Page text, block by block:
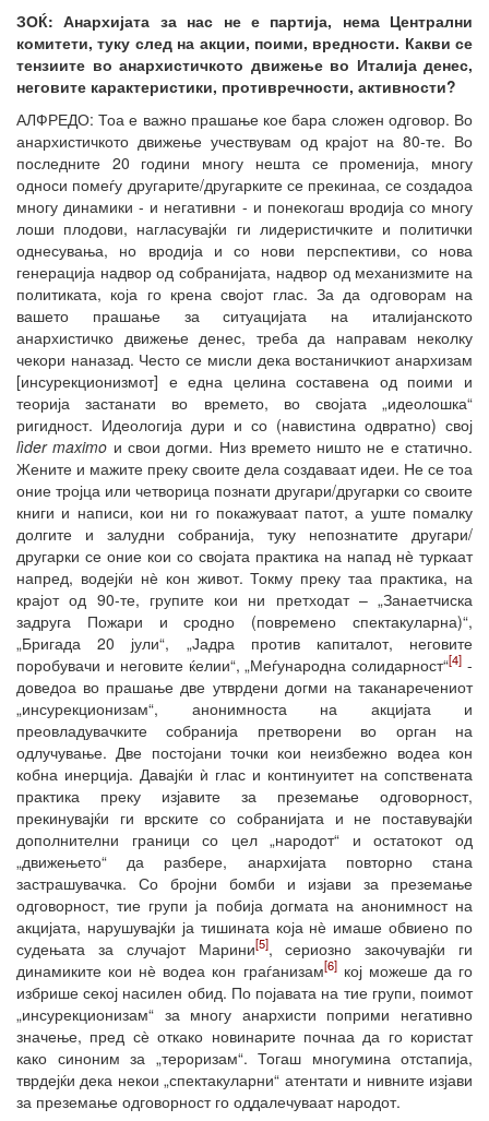
ЗОЌ: Анархијата за нас не е партија, нема Централни
комитети, туку след на акции, поими, вредности. Какви се
тензиите во анархистичкото движење во Италија денес,
неговите карактеристики, противречности, активности?
АЛФРЕДО: Тоа е важно прашање кое бара сложен одговор. Во
анархистичкото движење учествувам од крајот на 80-те. Во
последните 20 години многу нешта се променија, многу
односи помеѓу другарите/другарките се прекинаа, се создадоа
многу динамики - и негативни - и понекогаш вродија со многу
лоши плодови, нагласувајќи ги лидеристичките и политички
однесувања, но вродија и со нови перспективи, со нова
генерација надвор од собранијата, надвор од механизмите на
политиката, која го крена својот глас. За да одговорам на
вашето прашање за ситуацијата на италијанското
анархистичко движење денес, треба да направам неколку
чекори наназад. Често се мисли дека востаничкиот анархизам
[инсурекционизмот] е една целина составена од поими и
теорија застанати во времето, во својата „идеолошка“
ригидност. Идеологија дури и со (навистина одвратно) свој
lìder maximo и свои догми. Низ времето ништо не е статично.
Жените и мажите преку своите дела создаваат идеи. Не се тоа
оние тројца или четворица познати другари/другарки со своите
книги и написи, кои ни го покажуваат патот, а уште помалку
долгите и залудни собранија, туку непознатите другари/
другарки се оние кои со својата практика на напад нѐ туркаат
напред, водејќи нѐ кон живот. Токму преку таа практика, на
крајот од 90-те, групите кои ни претходат – „Занаетчиска
задруга Пожари и сродно (повремено спектакуларна)“,
„Бригада 20 јули“, „Јадра против капиталот, неговите
поробувачи и неговите ќелии“, „Меѓународна солидарност“[4] -
доведоа во прашање две утврдени догми на таканаречениот
„инсурекционизам“, анонимноста на акцијата и
преовладувачките собранија претворени во орган на
одлучување. Две постојани точки кои неизбежно водеа кон
кобна инерција. Давајќи ѝ глас и континуитет на сопствената
практика преку изјавите за преземање одговорност,
прекинувајќи ги врските со собранијата и не поставувајќи
дополнителни граници со цел „народот“ и остатокот од
„движењето“ да разбере, анархијата повторно стана
застрашувачка. Со бројни бомби и изјави за преземање
одговорност, тие групи ја побија догмата на анонимност на
акцијата, нарушувајќи ја тишината која нѐ имаше обвиено по
судењата за случајот Марини[5], сериозно закочувајќи ги
динамиките кои нѐ водеа кон граѓанизам[6]кој можеше да го
избрише секој насилен обид. По појавата на тие групи, поимот
„инсурекционизам“ за многу анархисти поприми негативно
значење, пред сѐ откако новинарите почнаа да го користат
како синоним за „тероризам“. Тогаш многумина отстапија,
тврдејќи дека некои „спектакуларни“ атентати и нивните изјави
за преземање одговорност го оддалечуваат народот.